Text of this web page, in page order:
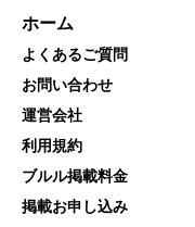
ホーム
よくあるご質問
お問い合わせ
運営会社
利用規約
ブルル掲載料金
掲載お申し込み